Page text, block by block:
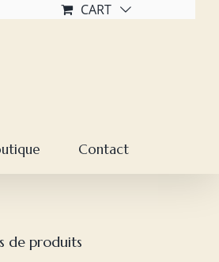
CART
Contact
de produits